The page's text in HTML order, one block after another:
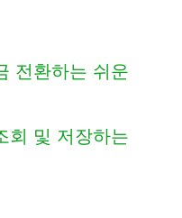
전환하는 쉬운
회 및 저장하는